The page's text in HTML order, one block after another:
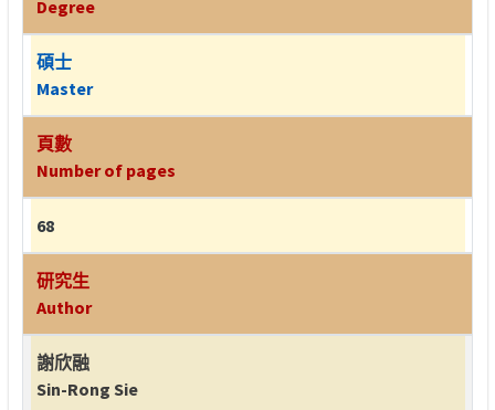
Degree
碩士
Master
頁數
Number of pages
68
研究生
Author
謝欣融
Sin-Rong Sie